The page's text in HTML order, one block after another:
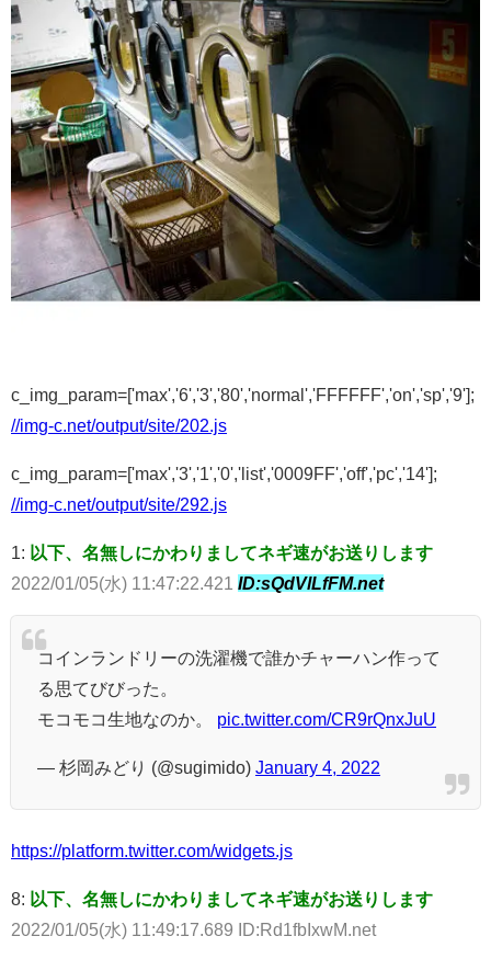
c_img_param=['max','6','3','80','normal','FFFFFF','on','sp','9'];
//img-c.net/output/site/202.js
c_img_param=['max','3','1','0','list','0009FF','off','pc','14'];
//img-c.net/output/site/292.js
1: 以下、名無しにかわりましてネギ速がお送りします
2022/01/05(水) 11:47:22.421 ID:sQdVlLfFM.net
コインランドリーの洗濯機で誰かチャーハン作って
る思てびびった。
モコモコ生地なのか。 pic.twitter.com/CR9rQnxJuU
— 杉岡みどり (@sugimido) January 4, 2022
https://platform.twitter.com/widgets.js
8: 以下、名無しにかわりましてネギ速がお送りします
2022/01/05(水) 11:49:17.689 ID:Rd1fbIxwM.net